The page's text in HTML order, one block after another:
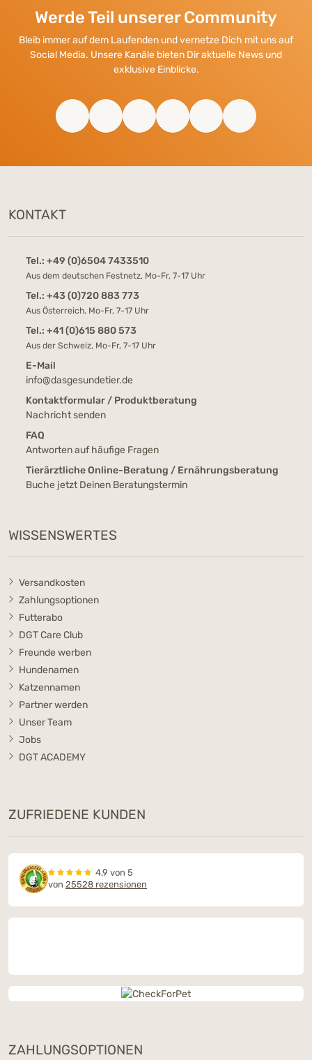
Werde Teil unserer Community
Bleib immer auf dem Laufenden und vernetze Dich mit uns auf
Social Media. Unsere Kanäle bieten Dir aktuelle News und
exklusive Einblicke.
KONTAKT
Tel.: +49 (0)6504 7433510
Aus dem deutschen Festnetz, Mo-Fr, 7-17 Uhr
Tel.: +43 (0)720 883 773
Aus Österreich, Mo-Fr, 7-17 Uhr
Tel.: +41 (0)615 880 573
Aus der Schweiz, Mo-Fr, 7-17 Uhr
E-Mail
info@dasgesundetier.de
Kontaktformular / Produktberatung
Nachricht senden
FAQ
Antworten auf häufige Fragen
Tierärztliche Online-Beratung / Ernährungsberatung
Buche jetzt Deinen Beratungstermin
WISSENSWERTES
Versandkosten
Zahlungsoptionen
Futterabo
DGT Care Club
Freunde werben
Hundenamen
Katzennamen
Partner werden
Unser Team
Jobs
DGT ACADEMY
ZUFRIEDENE KUNDEN
4.9 von 5
von 25528 rezensionen
ZAHLUNGSOPTIONEN